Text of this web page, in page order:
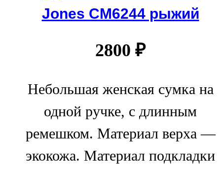
Jones СМ6244 рыжий
2800 ₽
Небольшая женская сумка на
одной ручке, с длинным
ремешком. Материал верха —
экокожа. Материал подкладки